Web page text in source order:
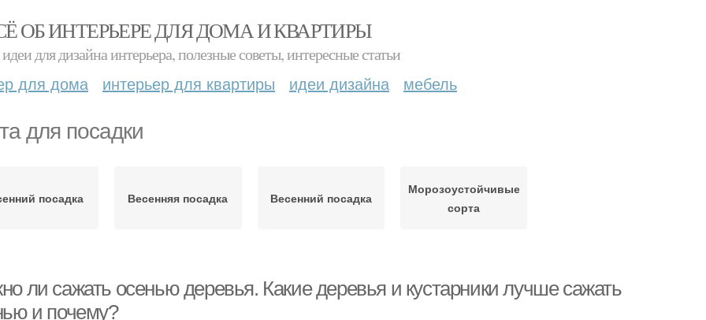
ОБ ИНТЕРЬЕРЕ ДЛЯ ДОМА И КВАРТИРЫ
для дизайна интерьера, полезные советы, интересные статьи
для дома интерьер для квартиры идеи дизайна мебель
для посадки
посадка Весенняя посадка Весенний посадка
Морозоустойчивые
сорта
ли сажать осенью деревья. Какие деревья и кустарники лучше сажать
и почему?